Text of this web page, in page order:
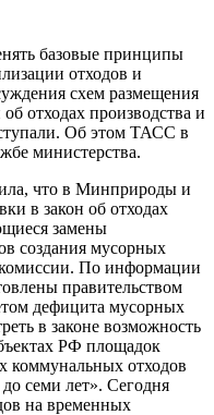
базовые принципы
отходов и
схем размещения
отходах производства и
Об этом ТАСС в
министерства.
что в Минприроды и
в закон об отходах
замены
создания мусорных
По информации
правительством
дефицита мусорных
в законе возможность
РФ площадок
коммунальных отходов
семи лет». Сегодня
на временных